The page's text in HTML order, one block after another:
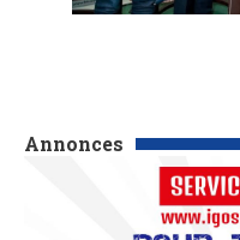
Annonces